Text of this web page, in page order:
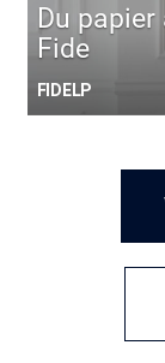
Du papier
Fide
FIDELP